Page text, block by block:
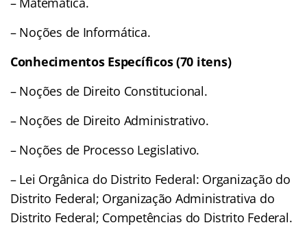
– Noções de Informática.
Conhecimentos Específicos (70 itens)
– Noções de Direito Constitucional.
– Noções de Direito Administrativo.
– Noções de Processo Legislativo.
– Lei Orgânica do Distrito Federal: Organização do
Distrito Federal; Organização Administrativa do
Distrito Federal; Competências do Distrito Federal.